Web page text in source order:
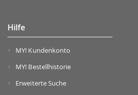
Hilfe
MY! Kundenkonto
MY! Bestellhistorie
Erweiterte Suche